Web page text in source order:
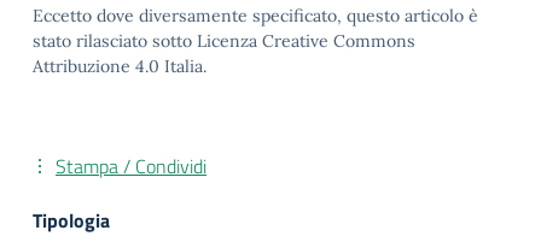
Eccetto dove diversamente specificato, questo articolo è
stato rilasciato sotto Licenza Creative Commons
Attribuzione 4.0 Italia.
Stampa / Condividi
Tipologia